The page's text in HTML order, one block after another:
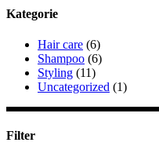
Kategorie
Hair care (6)
Shampoo (6)
Styling (11)
Uncategorized (1)
Filter